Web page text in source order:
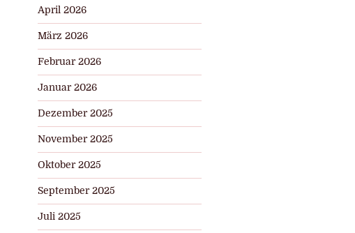
April 2026
März 2026
Februar 2026
Januar 2026
Dezember 2025
November 2025
Oktober 2025
September 2025
Juli 2025